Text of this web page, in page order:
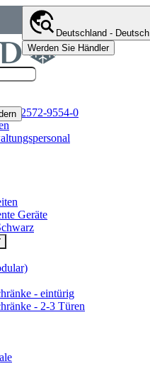
Deutschland - Deutsch
Werden Sie Händler
(0)2572-9554-0
Geräte
- eintürig
- 2-3 Türen